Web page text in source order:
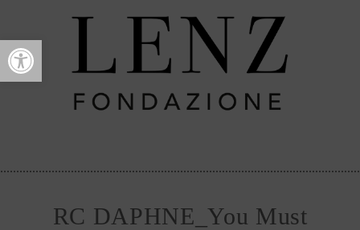
Open toolbar
RC DAPHNE_You Must